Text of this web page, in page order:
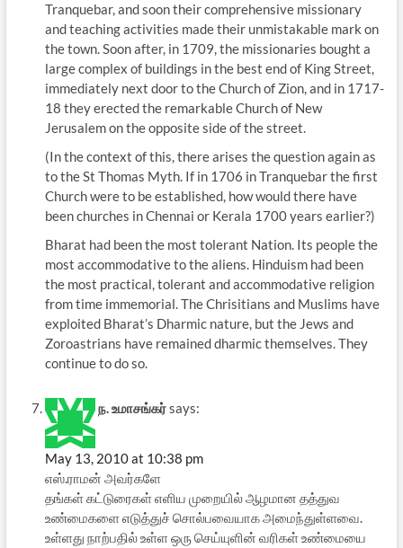
Tranquebar, and soon their comprehensive missionary
and teaching activities made their unmistakable mark on
the town. Soon after, in 1709, the missionaries bought a
large complex of buildings in the best end of King Street,
immediately next door to the Church of Zion, and in 1717-
18 they erected the remarkable Church of New
Jerusalem on the opposite side of the street.
(In the context of this, there arises the question again as
to the St Thomas Myth. If in 1706 in Tranquebar the first
Church were to be established, how would there have
been churches in Chennai or Kerala 1700 years earlier?)
Bharat had been the most tolerant Nation. Its people the
most accommodative to the aliens. Hinduism had been
the most practical, tolerant and accommodative religion
from time immemorial. The Chrisitians and Muslims have
exploited Bharat’s Dharmic nature, but the Jews and
Zoroastrians have remained dharmic themselves. They
continue to do so.
ந. உமாசங்கர்says:
May 13, 2010 at 10:38 pm
எஸ்.ராமன் அவர்களே
தங்கள் கட்டுரைகள் எளிய முறையில் ஆழமான தத்துவ
உண்மைகளை எடுத்துச் சொல்பவையாக அமைந்துள்ளவை.
உள்ளது நாற்பதில் உள்ள ஒரு செய்யுளின் வரிகள் உண்மையை